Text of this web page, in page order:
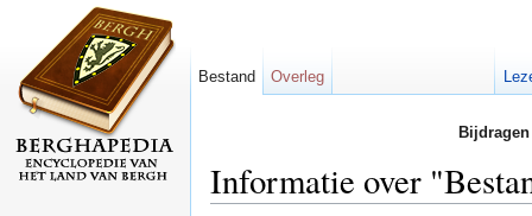
Informatie over
Bestand Overleg